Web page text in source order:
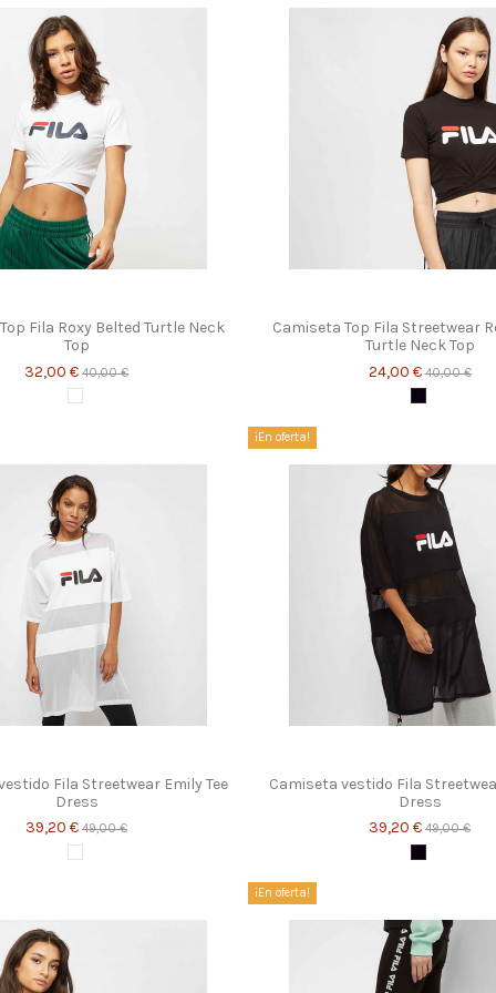
Fila Roxy Belted Turtle Neck
Top
32,00 € 40,00 €
Blanco
Camiseta Top Fila Streetwear
Turtle Neck Top
24,00 € 40,00 €
Negro
Fila Streetwear Emily Tee
Dress
39,20 € 49,00 €
Blanco
¡En oferta!
Camiseta vestido Fila
Dress
39,20 € 49,00 €
Negro
¡En oferta!